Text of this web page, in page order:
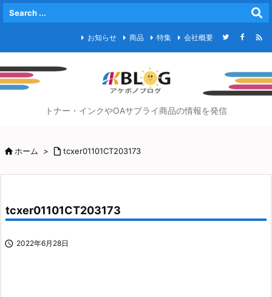
お知らせ 商品 特集 会社概要 
トナー・インクやOAサプライ商品の情報を発信
ホーム >  tcxer01101CT203173
tcxer01101CT203173
 2022年6月28日